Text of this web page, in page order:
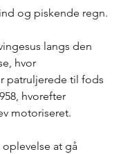
og piskende regn.
langs den
hvor
patruljerede til fods
hvorefter
motoriseret.
at gå